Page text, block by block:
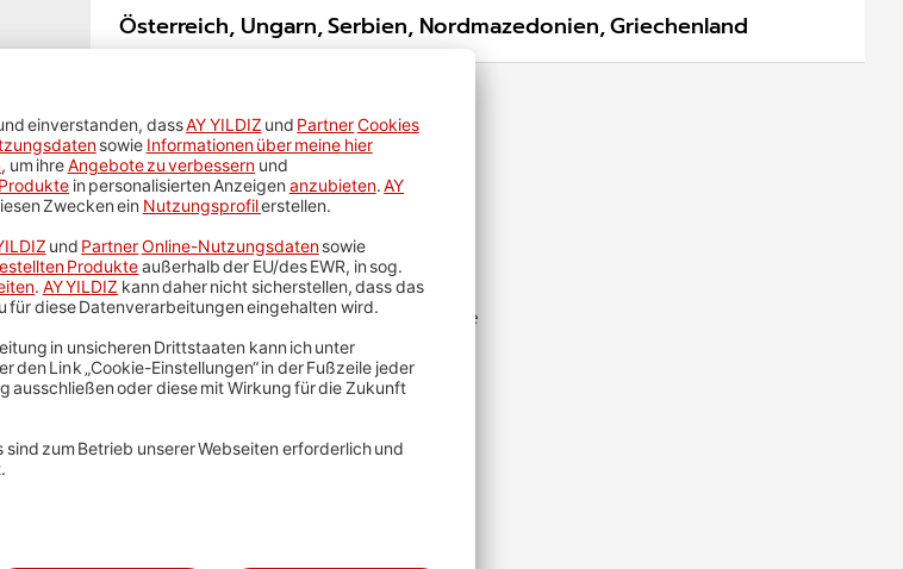
Österreich, Ungarn, Serbien, Nordmazedonien, Griechenland
Ungarn und Serbien oder via Tschechien.
diese noch einmal zu fahren. So kommt einem die
Idee, Deine Türkei-Route danach auszurichten.
Du die richtige Unterstützung.